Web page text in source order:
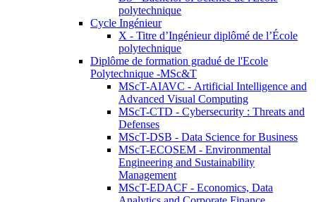
polytechnique
Cycle Ingénieur
X - Titre d’Ingénieur diplômé de l’École
polytechnique
Diplôme de formation gradué de l'Ecole
Polytechnique -MSc&T
MScT-AIAVC - Artificial Intelligence and
Advanced Visual Computing
MScT-CTD - Cybersecurity : Threats and
Defenses
MScT-DSB - Data Science for Business
MScT-ECOSEM - Environmental
Engineering and Sustainability
Management
MScT-EDACF - Economics, Data